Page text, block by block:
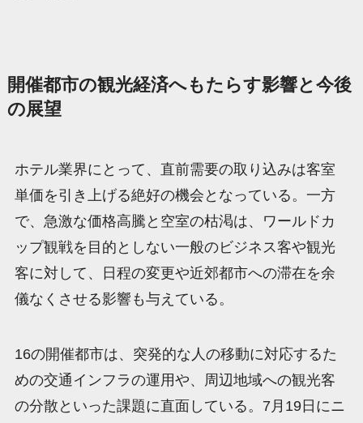
開催都市の観光経済へもたらす影響と今後
の展望
ホテル業界にとって、直前需要の取り込みは客室
単価を引き上げる絶好の機会となっている。一方
で、急激な価格高騰と空室の枯渇は、ワールドカ
ップ観戦を目的としない一般のビジネス客や観光
客に対して、日程の変更や近郊都市への滞在を余
儀なくさせる影響も与えている。
16の開催都市は、突発的な人の移動に対応するた
めの交通インフラの運用や、周辺地域への観光客
の分散といった課題に直面している。7月19日にニ